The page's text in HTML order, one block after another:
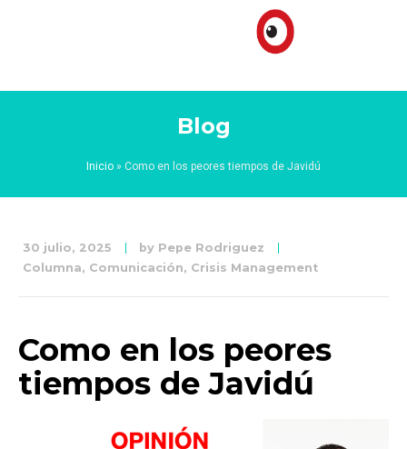
Blog
Inicio » Como en los peores tiempos de Javidú
30 julio, 2025 by Pepe Rodriguez
Columna, Comunicación, Crisis Management
Como en los peores
tiempos de Javidú